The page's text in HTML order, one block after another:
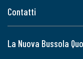
Contatti
La Nuova Bussola